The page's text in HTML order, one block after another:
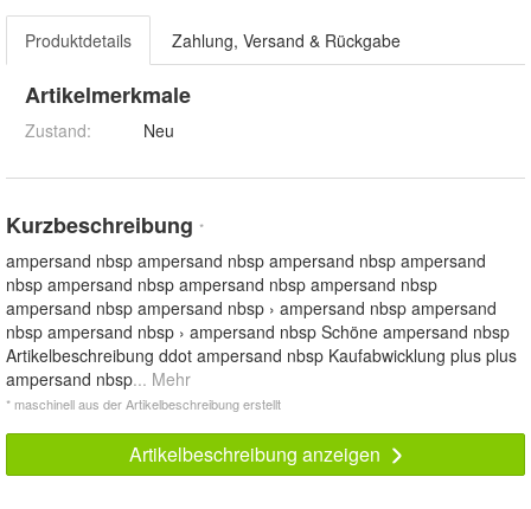
Produktdetails Zahlung, Versand & Rückgabe
Artikelmerkmale
Zustand: Neu
Kurzbeschreibung *
ampersand nbsp ampersand nbsp ampersand nbsp ampersand
nbsp ampersand nbsp ampersand nbsp ampersand nbsp
ampersand nbsp ampersand nbsp › ampersand nbsp ampersand
nbsp ampersand nbsp › ampersand nbsp Schöne ampersand nbsp
Artikelbeschreibung ddot ampersand nbsp Kaufabwicklung plus plus
ampersand nbsp... Mehr
* maschinell aus der Artikelbeschreibung erstellt
Artikelbeschreibung anzeigen